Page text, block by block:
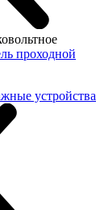
проходной
устройства